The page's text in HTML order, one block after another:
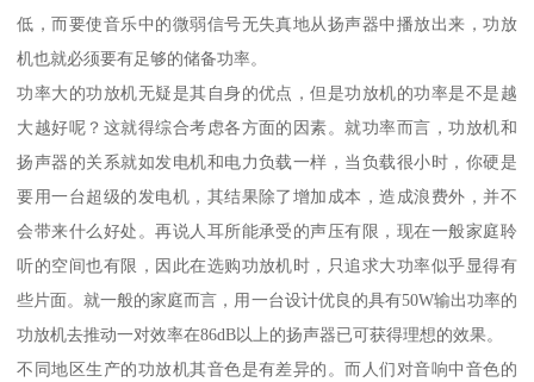
低，而要使音乐中的微弱信号无失真地从扬声器中播放出来，功放
机也就必须要有足够的储备功率。
功率大的功放机无疑是其自身的优点，但是功放机的功率是不是越
大越好呢？这就得综合考虑各方面的因素。就功率而言，功放机和
扬声器的关系就如发电机和电力负载一样，当负载很小时，你硬是
要用一台超级的发电机，其结果除了增加成本，造成浪费外，并不
会带来什么好处。再说人耳所能承受的声压有限，现在一般家庭聆
听的空间也有限，因此在选购功放机时，只追求大功率似乎显得有
些片面。就一般的家庭而言，用一台设计优良的具有50W输出功率的
功放机去推动一对效率在86dB以上的扬声器已可获得理想的效果。
不同地区生产的功放机其音色是有差异的。而人们对音响中音色的